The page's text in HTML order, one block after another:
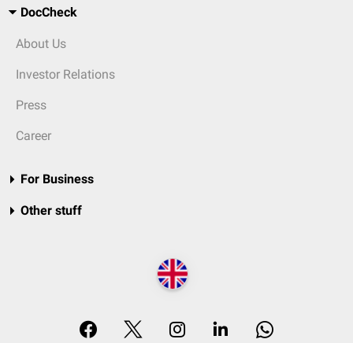
DocCheck
About Us
Investor Relations
Press
Career
For Business
Other stuff